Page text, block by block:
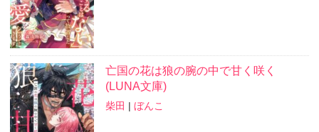
亡国の花は狼の腕の中で甘く咲く
(LUNA文庫)
柴田 |ぼんこ